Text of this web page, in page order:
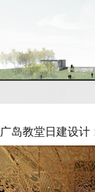
广岛教堂日建设计